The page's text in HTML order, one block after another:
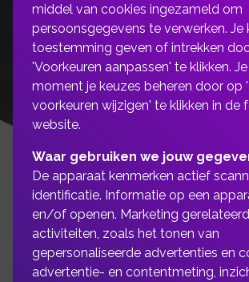
Bekijk de
van een
middel van cookies ingezameld om
persoonsgegevens te verwerken. Je
toestemming geven of intrekken
'Voorkeuren aanpassen' te klikken.
moment je keuzes beheren door op
voorkeuren wijzigen' te klikken in de
website.
Waar gebruiken we jouw
De apparaat kenmerken actief
identificatie. Informatie op een
en/of openen. Marketing
activiteiten, zoals het tonen van
gepersonaliseerde advertenties en
advertentie- en contentmeting,